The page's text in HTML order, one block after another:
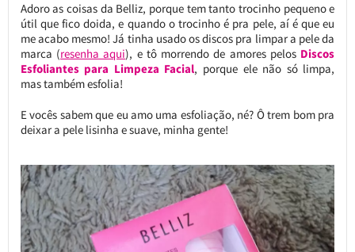
Adoro as coisas da Belliz, porque tem tanto trocinho pequeno e
útil que fico doida, e quando o trocinho é pra pele, aí é que eu
me acabo mesmo! Já tinha usado os discos pra limpar a pele da
marca (resenha aqui), e tô morrendo de amores pelos Discos
Esfoliantes para Limpeza Facial, porque ele não só limpa,
mas também esfolia!
E vocês sabem que eu amo uma esfoliação, né? Ô trem bom pra
deixar a pele lisinha e suave, minha gente!